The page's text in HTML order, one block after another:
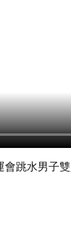
跳水男子